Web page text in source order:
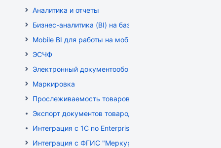
Аналитика и отчеты
Бизнес-аналитика (BI) на базе OLAP DRUID
Mobile BI для работы на мобильных устройствах
ЭСЧФ
Электронный документооборот (РБ)
Маркировка
Прослеживаемость товаров
Экспорт документов товародвижения
Интеграция с 1С по EnterpriseData
Интеграция с ФГИС "Меркурий"